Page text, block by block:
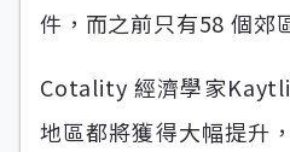
件，而之前只有58 個郊
Cotality 經濟學家
地區都將獲得大幅提升